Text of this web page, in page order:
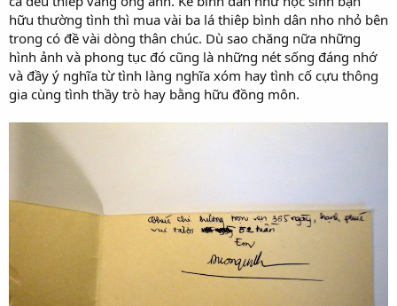
hữu thường tình thì mua vài ba lá thiêp bình dân nho nhỏ bên
trong có đề vài dòng thân chúc. Dù sao chăng nữa những
hình ảnh và phong tục đó cũng là những nét sống đáng nhớ
và đầy ý nghĩa từ tình làng nghĩa xóm hay tình cố cựu thông
gia cùng tình thầy trò hay bằng hữu đồng môn.